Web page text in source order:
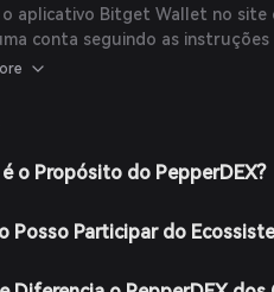
o aplicativo Bitget Wallet no site
conta seguindo as
fiduciária por meio de métodos
pares de negociação disponíveis.
o par de negociação
PEP será adicionado à sua
o Propósito do PepperDEX?
Posso Participar do